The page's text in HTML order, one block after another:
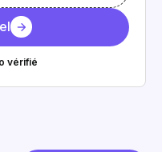
vérifié